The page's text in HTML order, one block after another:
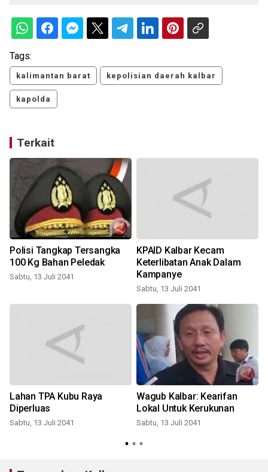
Tags:
kalimantan barat kepolisian daerah kalbar
kapolda
Terkait
Polisi Tangkap Tersangka
100 Kg Bahan Peledak
Sabtu, 13 Juli 2041
KPAID Kalbar Kecam
Keterlibatan Anak Dalam
Kampanye
Sabtu, 13 Juli 2041
Lahan TPA Kubu Raya
Diperluas
Sabtu, 13 Juli 2041
Wagub Kalbar: Kearifan
Lokal Untuk Kerukunan
Sabtu, 13 Juli 2041